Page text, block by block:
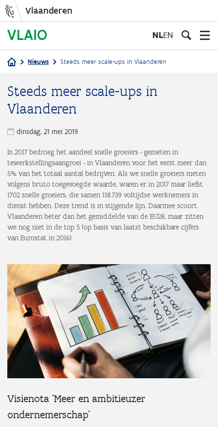
inhoud
Vlaanderen
NLEN
Nieuws Steeds meer scale-ups in Vlaanderen
Steeds meer scale-ups in
Vlaanderen
dinsdag, 21 mei 2019
In 2017 bedroeg het aandeel snelle groeiers - gemeten in
tewerkstellingsaangroei - in Vlaanderen voor het eerst meer dan
5% van het totaal aantal bedrijven. Als we snelle groeiers meten
volgens bruto toegevoegde waarde, waren er in 2017 maar liefst
1702 snelle groeiers, die samen 118.739 voltijdse werknemers in
dienst hebben. Deze trend is in stijgende lijn. Daarmee scoort
Vlaanderen beter dan het gemiddelde van de EU28, maar zitten
we nog niet in de top 5 (op basis van laatst beschikbare cijfers
van Eurostat in 2016).
Visienota ‘Meer en ambitieuzer
ondernemerschap’